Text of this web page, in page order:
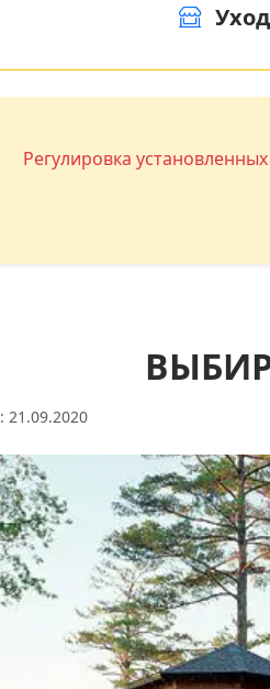
Регулировка
21.09.2020